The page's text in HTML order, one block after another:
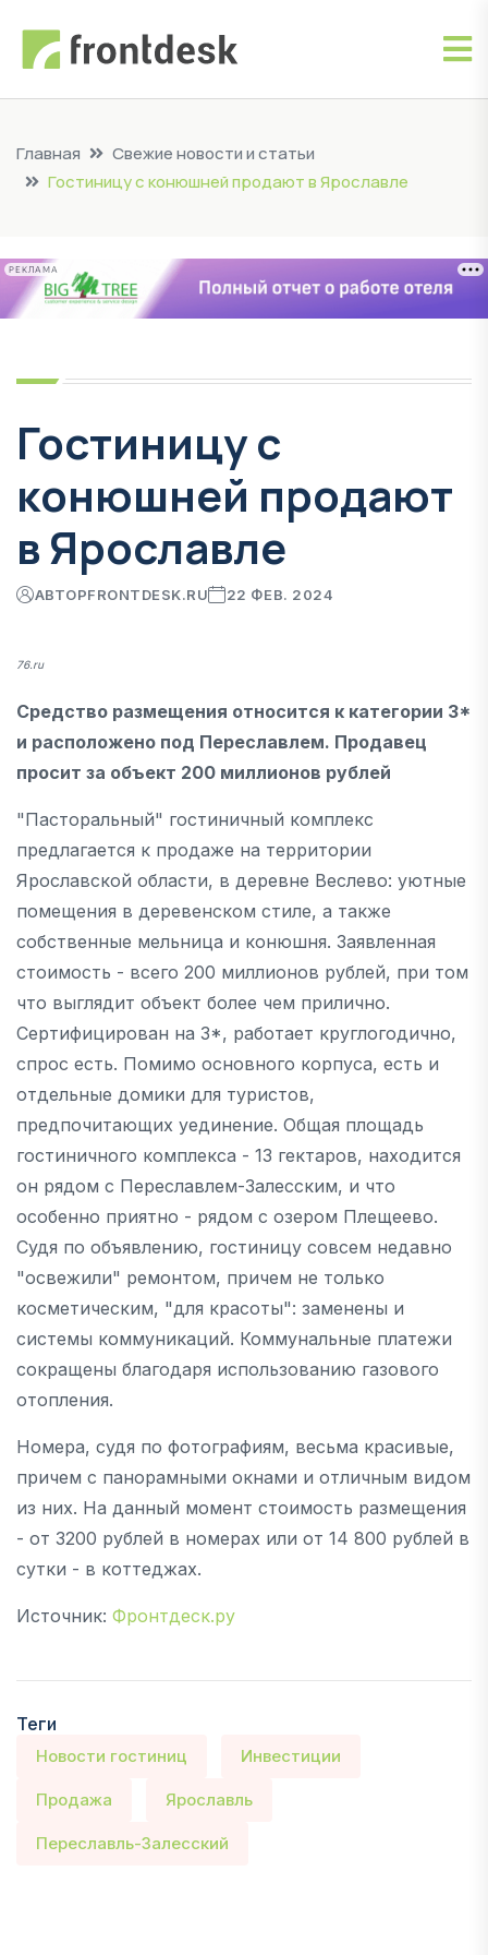
Главная
Свежие новости и статьи
Гостиницу с конюшней продают в Ярославле
РЕКЛАМА
Гостиницу с
конюшней продают
в Ярославле
АВТОРFRONTDESK.RU 22 ФЕВ. 2024
76.ru
Средство размещения относится к категории 3*
и расположено под Переславлем. Продавец
просит за объект 200 миллионов рублей
"Пасторальный" гостиничный комплекс
предлагается к продаже на территории
Ярославской области, в деревне Веслево: уютные
помещения в деревенском стиле, а также
собственные мельница и конюшня. Заявленная
стоимость - всего 200 миллионов рублей, при том
что выглядит объект более чем прилично.
Сертифицирован на 3*, работает круглогодично,
спрос есть. Помимо основного корпуса, есть и
отдельные домики для туристов,
предпочитающих уединение. Общая площадь
гостиничного комплекса - 13 гектаров, находится
он рядом с Переславлем-Залесским, и что
особенно приятно - рядом с озером Плещеево.
Судя по объявлению, гостиницу совсем недавно
"освежили" ремонтом, причем не только
косметическим, "для красоты": заменены и
системы коммуникаций. Коммунальные платежи
сокращены благодаря использованию газового
отопления.
Номера, судя по фотографиям, весьма красивые,
причем с панорамными окнами и отличным видом
из них. На данный момент стоимость размещения
- от 3200 рублей в номерах или от 14 800 рублей в
сутки - в коттеджах.
Источник: Фронтдеск.ру
Теги
Новости гостиниц Инвестиции
Продажа Ярославль
Переславль-Залесский